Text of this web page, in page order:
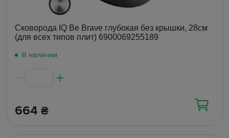
Сковорода IQ Be Brave глубокая без крышки, 28см
(для всех типов плит) 6900069255189
В наличии
664 ₴